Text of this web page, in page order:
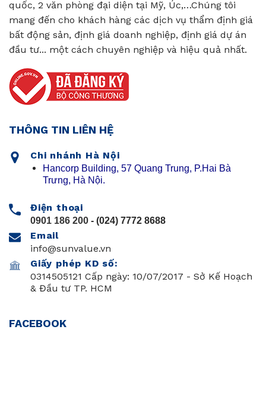
quốc, 2 văn phòng đại diện tại Mỹ, Úc,…Chúng tôi
mang đến cho khách hàng các dịch vụ thẩm định giá
bất động sản, định giá doanh nghiệp, định giá dự án
đầu tư... một cách chuyên nghiệp và hiệu quả nhất.
THÔNG TIN LIÊN HỆ
Chi nhánh Hà Nội
Hancorp Building, 57 Quang Trung, P.Hai Bà
Trưng, Hà Nội.
Điện thoại
0901 186 200 - (024) 7772 8688
Email
info@sunvalue.vn
Giấy phép KD số:
0314505121 Cấp ngày: 10/07/2017 - Sở Kế Hoạch
& Đầu tư TP. HCM
FACEBOOK